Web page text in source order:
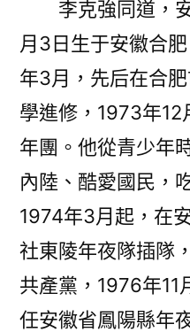
李克強同道，
月3日生于安徽合
年3月，先后在合
學進修，1973年12
年團。他從青少年
內陸、酷愛國民，
1974年3月起，在
社東陵年夜隊插隊
共產黨，1976年11
任安徽省鳳陽縣年